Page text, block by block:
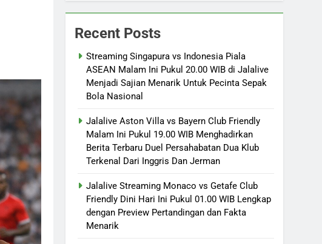
Recent Posts
Streaming Singapura vs Indonesia Piala
ASEAN Malam Ini Pukul 20.00 WIB di Jalalive
Menjadi Sajian Menarik Untuk Pecinta Sepak
Bola Nasional
Jalalive Aston Villa vs Bayern Club Friendly
Malam Ini Pukul 19.00 WIB Menghadirkan
Berita Terbaru Duel Persahabatan Dua Klub
Terkenal Dari Inggris Dan Jerman
Jalalive Streaming Monaco vs Getafe Club
Friendly Dini Hari Ini Pukul 01.00 WIB Lengkap
dengan Preview Pertandingan dan Fakta
Menarik